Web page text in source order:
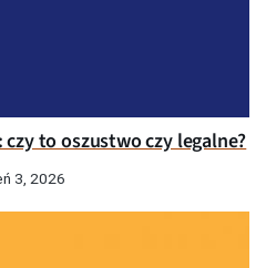
to oszustwo czy legalne?
3, 2026